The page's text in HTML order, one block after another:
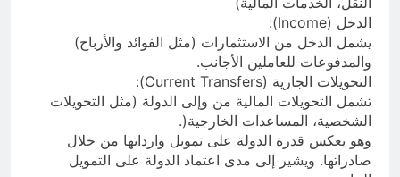
الدخل (Income):
يشمل الدخل من الاستثمارات (مثل الفوائد والأرباح)
والمدفوعات للعاملين الأجانب.
التحويلات الجارية (Current Transfers):
تشمل التحويلات المالية من وإلى الدولة (مثل التحويلات
الشخصية، المساعدات الخارجية(.
وهو يعكس قدرة الدولة على تمويل وارداتها من خلال
صادراتها. ويشير إلى مدى اعتماد الدولة على التمويل